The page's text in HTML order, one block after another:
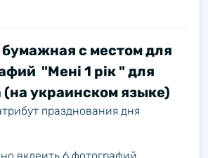
с местом для
"Мені 1 рік " для
(на украинском языке)
празднования дня